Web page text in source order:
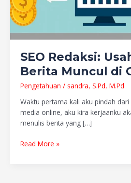
SEO Redaksi:
Berita Muncul di
Pengetahuan / sandra, S.Pd, M.Pd
Waktu pertama kali aku pindah
media online, aku kira kerjaanku
menulis berita yang […]
Read More »